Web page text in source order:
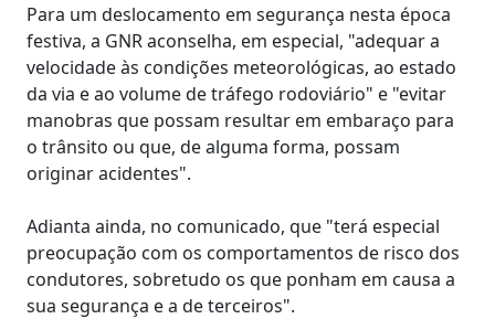
Para um deslocamento em segurança nesta época
festiva, a GNR aconselha, em especial, "adequar a
velocidade às condições meteorológicas, ao estado
da via e ao volume de tráfego rodoviário" e "evitar
manobras que possam resultar em embaraço para
o trânsito ou que, de alguma forma, possam
originar acidentes".
Adianta ainda, no comunicado, que "terá especial
preocupação com os comportamentos de risco dos
condutores, sobretudo os que ponham em causa a
sua segurança e a de terceiros".